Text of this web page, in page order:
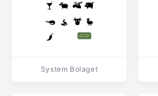
System Bolaget